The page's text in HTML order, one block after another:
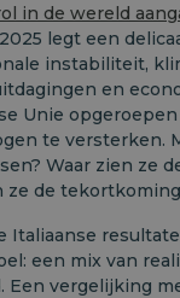
in de wereld
legt een
instabiliteit,
en
Unie
te versterken.
Waar zien ze
ze de
Italiaanse
een mix van
Een vergelijking